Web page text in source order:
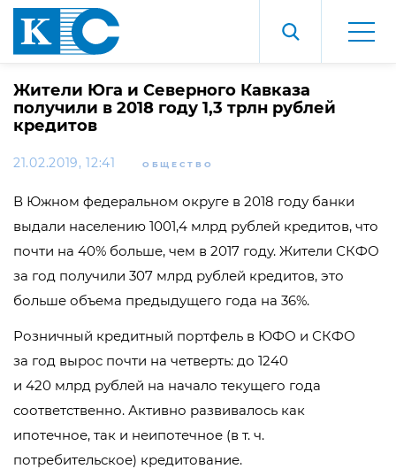
Жители Юга и Северного Кавказа
получили в 2018 году 1,3 трлн рублей
кредитов
21.02.2019, 12:41 ОБЩЕСТВО
В Южном федеральном округе в 2018 году банки
выдали населению 1001,4 млрд рублей кредитов, что
почти на 40% больше, чем в 2017 году. Жители СКФО
за год получили 307 млрд рублей кредитов, это
больше объема предыдущего года на 36%.
Розничный кредитный портфель в ЮФО и СКФО
за год вырос почти на четверть: до 1240
и 420 млрд рублей на начало текущего года
соответственно. Активно развивалось как
ипотечное, так и неипотечное (в т. ч.
потребительское) кредитование.